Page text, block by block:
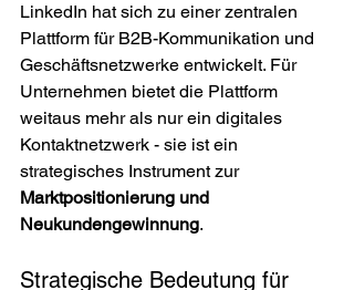
LinkedIn hat sich zu einer zentralen
Plattform für B2B-Kommunikation und
Geschäftsnetzwerke entwickelt. Für
Unternehmen bietet die Plattform
weitaus mehr als nur ein digitales
Kontaktnetzwerk - sie ist ein
strategisches Instrument zur
Marktpositionierung und
Neukundengewinnung.
Strategische Bedeutung für